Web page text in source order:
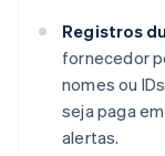
Registros
fornecedor
nomes ou
seja paga
alertas.